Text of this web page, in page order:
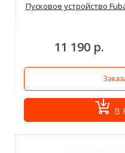
Пусковое устройство
11 190 р.
В